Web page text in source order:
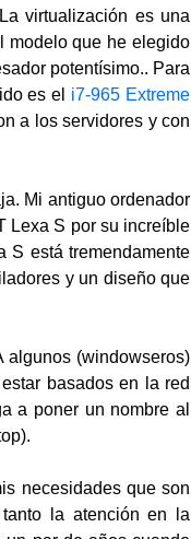
virtualización es una
modelo que he elegido
potentísimo.. Para
es el i7-965 Extreme
a los servidores y con
Mi antiguo ordenador
Lexa S por su increíble
S está tremendamente
y un diseño que
algunos (windowseros)
basados en la red
a poner un nombre al
necesidades que son
la atención en la